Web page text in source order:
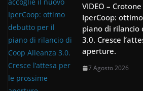
VIDEO –
IperCoop:
piano di rilancio
3.0. Cresce
aperture.
7 Agosto 2026